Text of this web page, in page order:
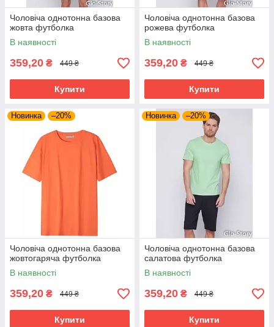
Чоловіча однотонна базова
жовта футболка
В наявності
359,20 ₴ 449 ₴
Купити
Чоловіча однотонна базова
рожева футболка
В наявності
359,20 ₴ 449 ₴
Купити
Новинка –20%
Чоловіча однотонна базова
жовтогаряча футболка
В наявності
359,20 ₴ 449 ₴
Купити
Новинка –20%
Чоловіча однотонна базова
салатова футболка
В наявності
359,20 ₴ 449 ₴
Купити